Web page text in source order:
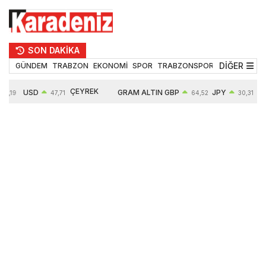
SON DAKİKA
GÜNDEM TRABZON EKONOMİ SPOR TRABZONSPOR TEKNOLOJİ
DİĞER
USD 47,71 ÇEYREK GRAM ALTIN GBP 64,52 JPY 30,31